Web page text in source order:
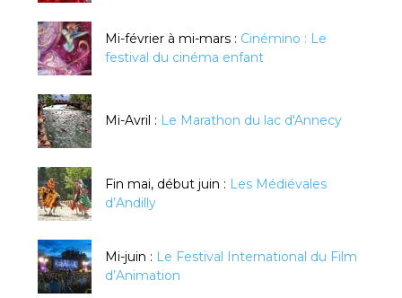
Mi-février à mi-mars : Cinémino : Le
festival du cinéma enfant
Mi-Avril : Le Marathon du lac d'Annecy
Fin mai, début juin : Les Médiévales
d’Andilly
Mi-juin : Le Festival International du Film
d’Animation